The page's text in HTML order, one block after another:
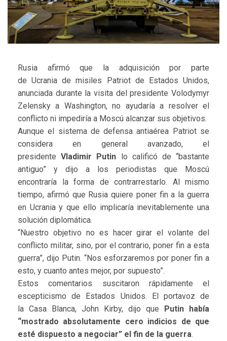
Rusia afirmó que la adquisición por parte
de Ucrania de misiles Patriot de Estados Unidos,
anunciada durante la visita del presidente Volodymyr
Zelensky a Washington, no ayudaría a resolver el
conflicto ni impediría a Moscú alcanzar sus objetivos.
Aunque el sistema de defensa antiaérea Patriot se
considera en general avanzado, el
presidenteVladimir Putin lo calificó de “bastante
antiguo” y dijo a los periodistas que Moscú
encontraría la forma de contrarrestarlo. Al mismo
tiempo, afirmó que Rusia quiere poner fin a la guerra
en Ucrania y que ello implicaría inevitablemente una
solución diplomática.
“Nuestro objetivo no es hacer girar el volante del
conflicto militar, sino, por el contrario, poner fin a esta
guerra”, dijo Putin. “Nos esforzaremos por poner fin a
esto, y cuanto antes mejor, por supuesto”.
Estos comentarios suscitaron rápidamente el
escepticismo de Estados Unidos. El portavoz de
la Casa Blanca, John Kirby, dijo que Putin había
“mostrado absolutamente cero indicios de que
esté dispuesto a negociar” el fin de la guerra.